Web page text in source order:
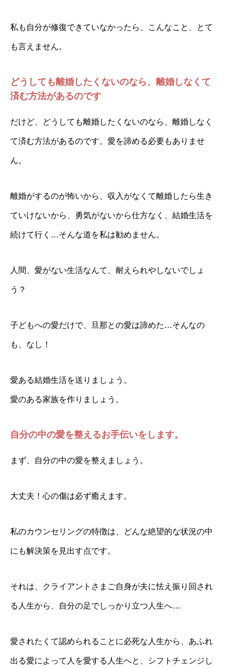
私も自分が修復できていなかったら、こんなこと、とて
も言えません。
どうしても離婚したくないのなら、離婚しなくて
済む方法があるのです
だけど、どうしても離婚したくないのなら、離婚しなく
て済む方法があるのです。愛を諦める必要もありませ
ん。
離婚がするのが怖いから、収入がなくて離婚したら生き
ていけないから、勇気がないから仕方なく、結婚生活を
続けて行く…そんな道を私は勧めません。
人間、愛がない生活なんて、耐えられやしないでしょ
う？
子どもへの愛だけで、旦那との愛は諦めた…そんなの
も、なし！
愛ある結婚生活を送りましょう。
愛のある家族を作りましょう。
自分の中の愛を整えるお手伝いをします。
まず、自分の中の愛を整えましょう。
大丈夫！心の傷は必ず癒えます。
私のカウンセリングの特徴は、どんな絶望的な状況の中
にも解決策を見出す点です。
それは、クライアントさまご自身が夫に怯え振り回され
る人生から、自分の足でしっかり立つ人生へ…
愛されたくて認められることに必死な人生から、あふれ
出る愛によって人を愛する人生へと、シフトチェンジし